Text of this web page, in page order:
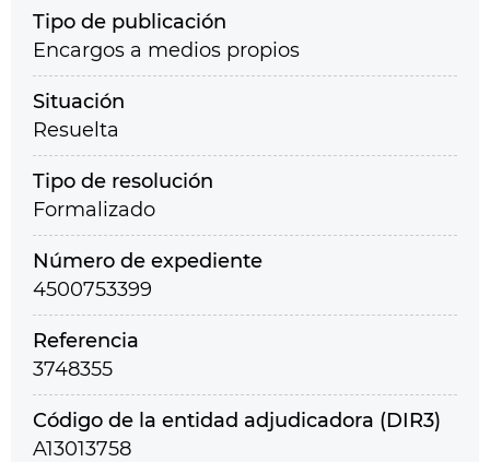
Tipo de publicación
Encargos a medios propios
Situación
Resuelta
Tipo de resolución
Formalizado
Número de expediente
4500753399
Referencia
3748355
Código de la entidad adjudicadora (DIR3)
A13013758